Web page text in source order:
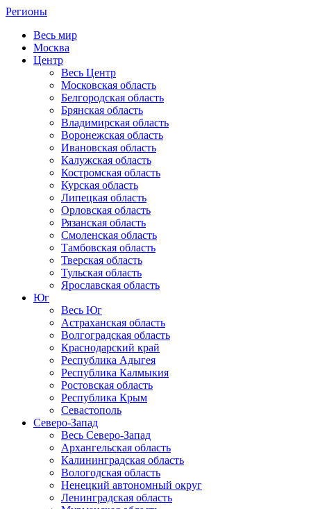
Регионы
Весь мир
Москва
Центр
Весь Центр
Московская область
Белгородская область
Брянская область
Владимирская область
Воронежская область
Ивановская область
Калужская область
Костромская область
Курская область
Липецкая область
Орловская область
Рязанская область
Смоленская область
Тамбовская область
Тверская область
Тульская область
Ярославская область
Юг
Весь Юг
Астраханская область
Волгоградская область
Краснодарский край
Республика Адыгея
Республика Калмыкия
Ростовская область
Республика Крым
Севастополь
Северо-Запад
Весь Северо-Запад
Архангельская область
Калининградская область
Вологодская область
Ненецкий автономный округ
Ленинградская область